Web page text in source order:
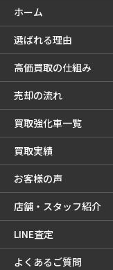
ホーム
選ばれる理由
高価買取の仕組み
売却の流れ
買取強化車一覧
買取実績
お客様の声
店舗・スタッフ紹介
LINE査定
よくあるご質問